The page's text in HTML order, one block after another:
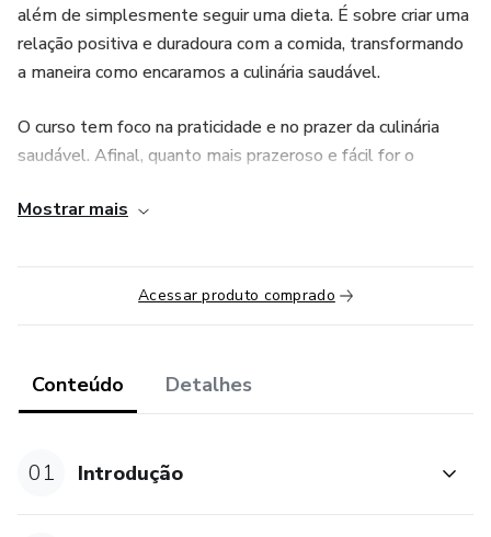
além de simplesmente seguir uma dieta. É sobre criar uma
relação positiva e duradoura com a comida, transformando
a maneira como encaramos a culinária saudável.
O curso tem foco na praticidade e no prazer da culinária
saudável. Afinal, quanto mais prazeroso e fácil for o
as chances de você adotar esses hábitos de forma
Ao longo dos 9 módulos, você não apenas aprende
receitas, mas também técnicas para tornar a cozinha um
Com um enfoque amplo que vai desde a teoria básica
dia. Ao explorar substituições inteligentes, técnicas de
facilitar a transição para uma alimentação saudável e
Mostrar mais
Acessar produto comprado
Conteúdo Detalhes
01 Introdução